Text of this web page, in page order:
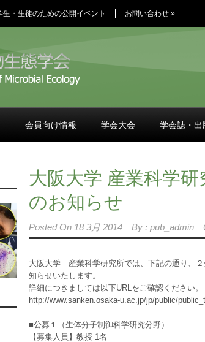
生・生徒のための公開イベント お問い合わせ »
会員向け情報 学会大会 学会誌・出
大阪大学 産業科学
のお知らせ
Posted On 18 3月 2014 By : pub_admin
大阪大学 産業科学研究所では、下記の通り、
知らせいたします。
詳細につきましては以下URLをご確認ください。
http://www.sanken.osaka-u.ac.jp/jp/public/
■公募１（生体分子制御科学研究分野）
【募集人員】教授 1名